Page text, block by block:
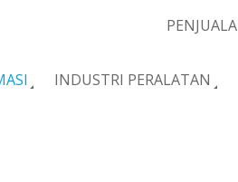
INDUSTRI PERALATAN